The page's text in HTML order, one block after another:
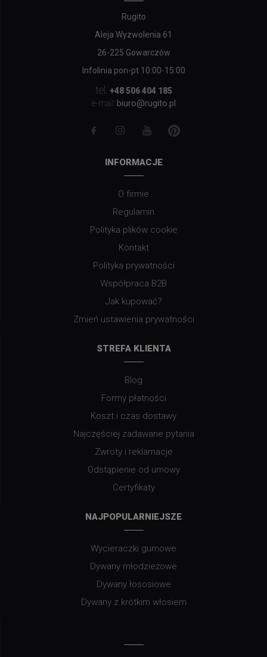
Rugito
Aleja Wyzwolenia 61
26-225 Gowarczów
Infolinia pon-pt 10:00-15:00
tel. +48 506 404 185
e-mail: biuro@rugito.pl
INFORMACJE
O firmie
Regulamin
Polityka plików cookie
Kontakt
Polityka prywatności
Współpraca B2B
Jak kupować?
Zmień ustawienia prywatności
STREFA KLIENTA
Blog
Formy płatności
Koszt i czas dostawy
Najczęściej zadawane pytania
Zwroty i reklamacje
Odstąpienie od umowy
Certyfikaty
NAJPOPULARNIEJSZE
Wycieraczki gumowe
Dywany młodzieżowe
Dywany łososiowe
Dywany z krótkim włosiem